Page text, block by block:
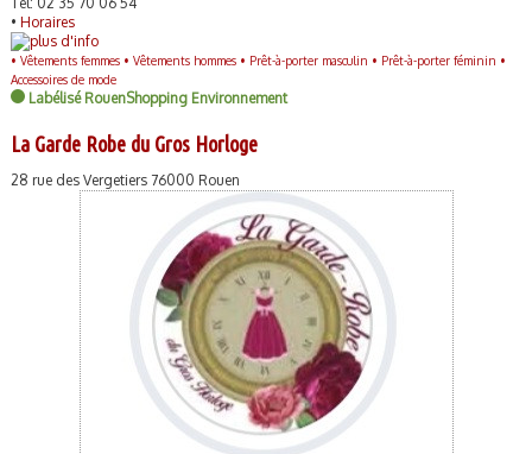
• Horaires
• Vêtements femmes • Vêtements hommes • Prêt-à-porter masculin • Prêt-à-porter féminin •
Accessoires de mode
Labélisé RouenShopping Environnement
La Garde Robe du Gros Horloge
28 rue des Vergetiers 76000 Rouen